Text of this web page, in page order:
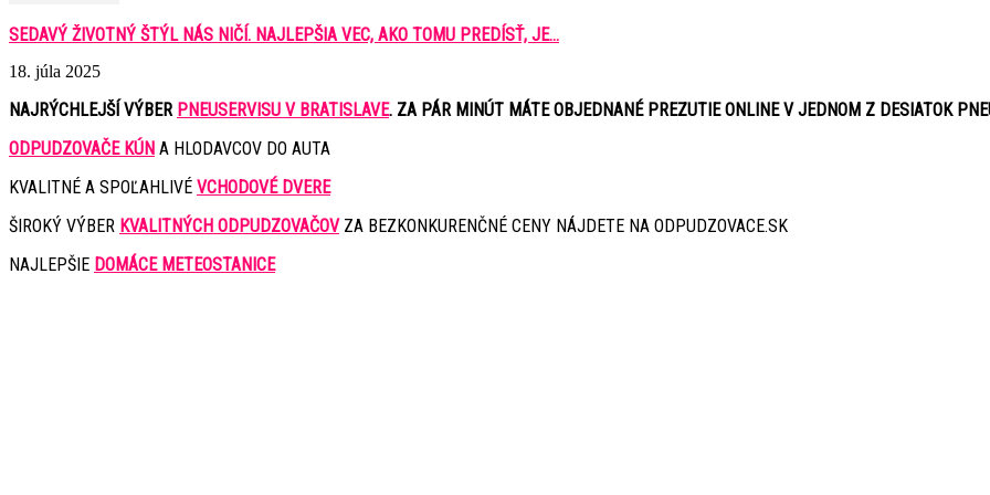
SEDAVÝ ŽIVOTNÝ ŠTÝL NÁS NIČÍ. NAJLEPŠIA VEC, AKO TOMU PREDÍSŤ, JE...
18. júla 2025
NAJRÝCHLEJŠÍ VÝBER PNEUSERVISU V BRATISLAVE. ZA PÁR MINÚT MÁTE OBJEDNANÉ PREZUTIE ONLINE V JEDNOM Z DESIATOK
ODPUDZOVAČE KÚN A HLODAVCOV DO AUTA
KVALITNÉ A SPOĽAHLIVÉ VCHODOVÉ DVERE
ŠIROKÝ VÝBER KVALITNÝCH ODPUDZOVAČOVZA BEZKONKURENČNÉ CENY NÁJDETE NA ODPUDZOVACE.SK
NAJLEPŠIE DOMÁCE METEOSTANICE